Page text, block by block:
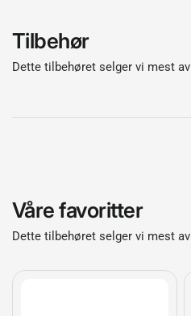
Tilbehør
Dette tilbehøret selger vi mest av
Våre favoritter
Dette tilbehøret selger vi mest av